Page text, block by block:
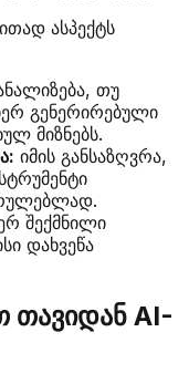
ასპექტს
თუ
გენერირებული
მიზნებს.
იმის განსაზღვრა,
შექმნილი
დახვეწა
თავიდან AI-